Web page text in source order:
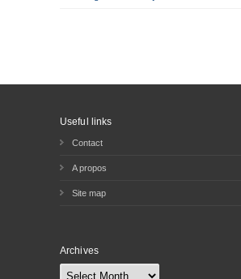
Useful links
Contact
A propos
Site map
Archives
Archives